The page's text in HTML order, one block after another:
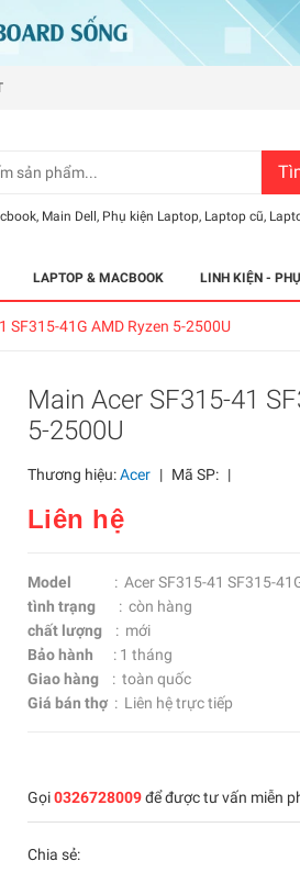
, Main Dell, Phụ kiện Laptop, Laptop cũ,
LAPTOP & MACBOOK LINH KIỆN -
SF315-41G AMD Ryzen 5-2500U
Main Acer SF315-41
5-2500U
Thương hiệu:Acer | Mã SP: |
Liên hệ
Model : Acer SF315-41 SF315-
tình trạng
: còn hàng
chất lượng: mới
Bảo hành
: 1 tháng
Giao hàng: toàn quốc
Giá bán thợ : Liên hệ trực tiếp
Gọi0326728009để được tư vấn miễn
Chia sẻ: